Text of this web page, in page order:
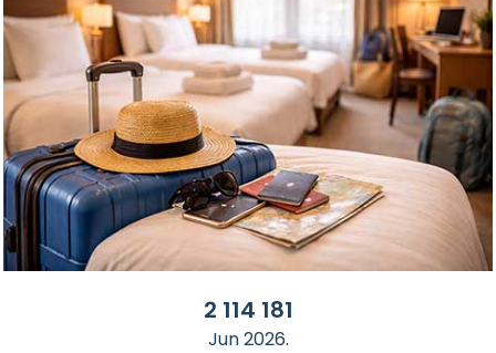
2 114 181
Jun 2026.